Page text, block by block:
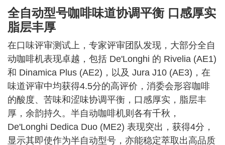
全自动型号咖啡味道协调平衡 口感厚实
脂层丰厚
在口味评审测试上，专家评审团队发现，大部分全自
动咖啡机表现卓越，包括 De'Longhi 的 Rivelia (AE1)
和 Dinamica Plus (AE2)，以及 Jura J10 (AE3)，在
味道评审中均获得4.5分的高评价，消委会形容咖啡
的酸度、苦味和涩味协调平衡，口感厚实，脂层丰
厚，余韵持久。半自动咖啡机则各有千秋，
De'Longhi Dedica Duo (ME2) 表现突出，获得4分，
显示其即使作为半自动型号，亦能稳定萃取出高品质